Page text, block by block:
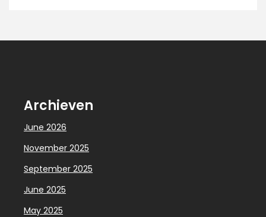
Archieven
June 2026
November 2025
September 2025
June 2025
May 2025